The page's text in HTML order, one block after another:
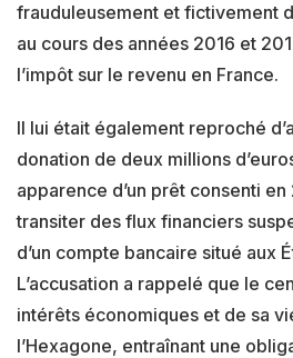
frauduleusement et fictivement
au cours des années 2016 et
l’impôt sur le revenu en France.
Il lui était également reproché
donation de deux millions
apparence d’un prêt consenti
transiter des flux financiers
d’un compte bancaire situé aux
L’accusation a rappelé que le
intérêts économiques et de sa
l’Hexagone, entraînant une